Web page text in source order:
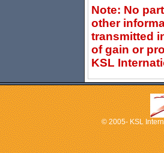
Note: No
other
transmitted
of gain or
KSL
© 2005- KSL